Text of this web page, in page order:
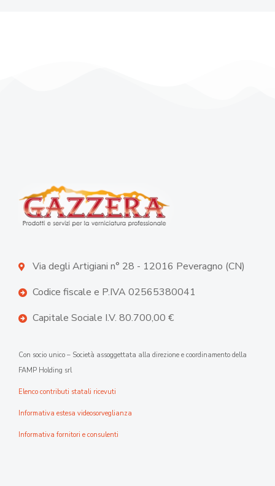
Via degli Artigiani n° 28 - 12016 Peveragno (CN)
Codice fiscale e P.IVA 02565380041
Capitale Sociale I.V. 80.700,00 €
Con socio unico – Società assoggettata alla direzione e coordinamento della
FAMP Holding srl
Elenco contributi statali ricevuti
Informativa estesa videosorveglianza
Informativa fornitori e consulenti